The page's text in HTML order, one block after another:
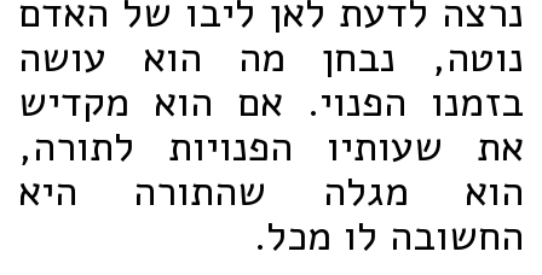
נרצה לדעת לאן ליבו של האדם
נוטה, נבחן מה הוא עושה
בזמנו הפנוי. אם הוא מקדיש
את שעותיו הפנויות לתורה,
הוא מגלה שהתורה היא
החשובה לו מכל.